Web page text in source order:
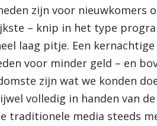
zijn voor nieuwkomers
– knip in het type
laag pitje. Een
voor minder geld – en
zijn wat we konden
volledig in handen van
traditionele media steeds